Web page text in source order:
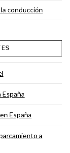
conducción
España
a